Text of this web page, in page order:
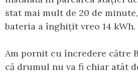
stat mai mult de 20 de
bateria a înghițit vreo 14 kWh.
Am pornit cu încredere către
că drumul nu va fi chiar atât